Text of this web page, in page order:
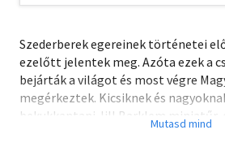
Szederberek egereinek történetei
ezelőtt jelentek meg. Azóta ezek a
bejárták a világot és most végre
megérkeztek. Kicsiknek és
bekukkantani Jill Barklem miniatűr,
hosszan elidőzni a részletgazdag